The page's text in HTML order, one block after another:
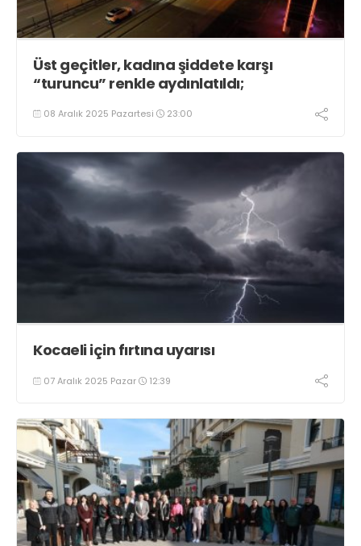
Üst geçitler, kadına şiddete karşı
“turuncu” renkle aydınlatıldı;
08 Aralık 2025 Pazartesi 23:00
Kocaeli için fırtına uyarısı
07 Aralık 2025 Pazar 12:39